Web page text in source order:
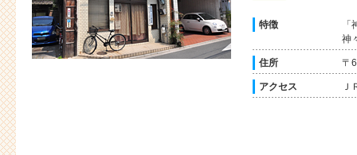
特徴
神
住所 〒
アクセス Ｊ